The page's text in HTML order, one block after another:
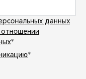
данных
*
*